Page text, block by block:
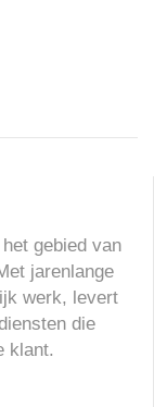
gebied van
jarenlange
werk, levert
die
klant.